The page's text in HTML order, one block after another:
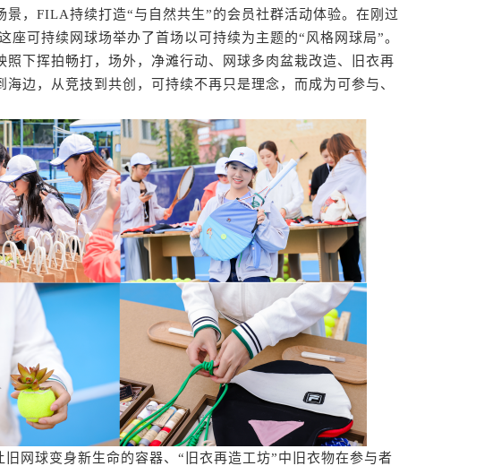
，FILA持续打造“与自然共生”的会员社群活动体验。在刚过
座可持续网球场举办了首场以可持续为主题的“风格网球局”。
照下挥拍畅打，场外，净滩行动、网球多肉盆栽改造、旧衣再
边，从竞技到共创，可持续不再只是理念，而成为可参与、
旧网球变身新生命的容器、“旧衣再造工坊”中旧衣物在参与者